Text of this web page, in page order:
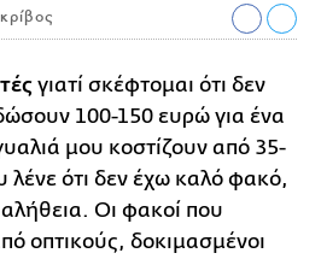
γιατί σκέφτομαι ότι δεν
100-150 ευρώ για ένα
μου κοστίζουν από 35-
ότι δεν έχω καλό φακό,
Οι φακοί που
οπτικούς, δοκιμασμένοι